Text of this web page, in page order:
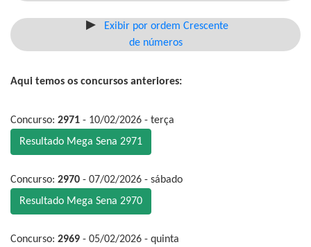
Exibir por ordem Crescente
de números
Aqui temos os concursos anteriores:
Concurso: 2971 - 10/02/2026 - terça
Resultado Mega Sena 2971
Concurso: 2970 - 07/02/2026 - sábado
Resultado Mega Sena 2970
Concurso: 2969 - 05/02/2026 - quinta